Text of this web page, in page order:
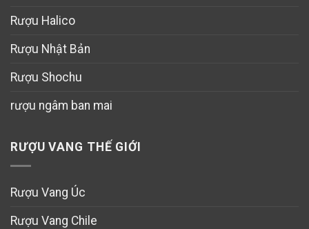
Rượu Halico
Rượu Nhật Bản
Rượu Shochu
rượu ngâm ban mai
RƯỢU VANG THẾ GIỚI
Rượu Vang Úc
Rượu Vang Chile